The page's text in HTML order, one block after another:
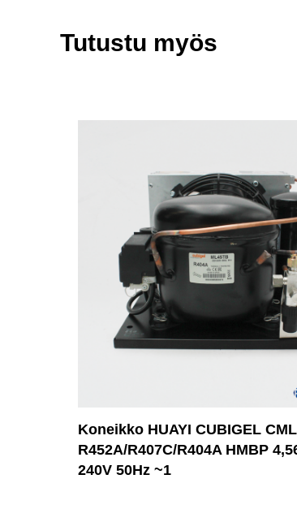
Tutustu myös
Koneikko HUAYI CUBIGEL
R452A/R407C/R404A HMBP
240V 50Hz ~1